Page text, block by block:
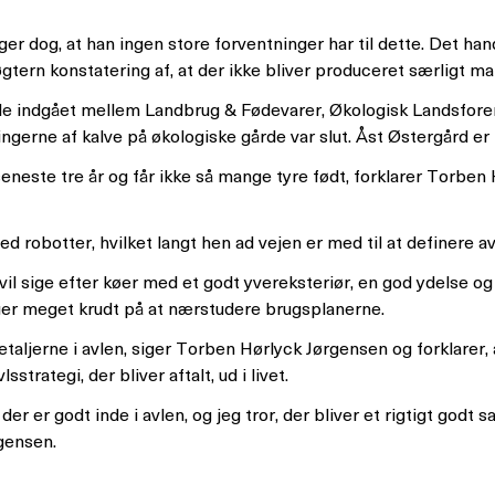
dog, at han ingen store forventninger har til dette. Det
konstatering af, at der ikke bliver produceret særligt
indgået mellem Landbrug & Fødevarer, Økologisk
af kalve på økologiske gårde var slut. Åst Østergård
tre år og får ikke så mange tyre født, forklarer Torben
robotter, hvilket langt hen ad vejen er med til at definere
sige efter køer med et godt yvereksteriør, en god ydelse
meget krudt på at nærstudere brugsplanerne.
i avlen, siger Torben Hørlyck Jørgensen og
der bliver aftalt, ud i livet.
er godt inde i avlen, og jeg tror, der bliver et rigtigt godt